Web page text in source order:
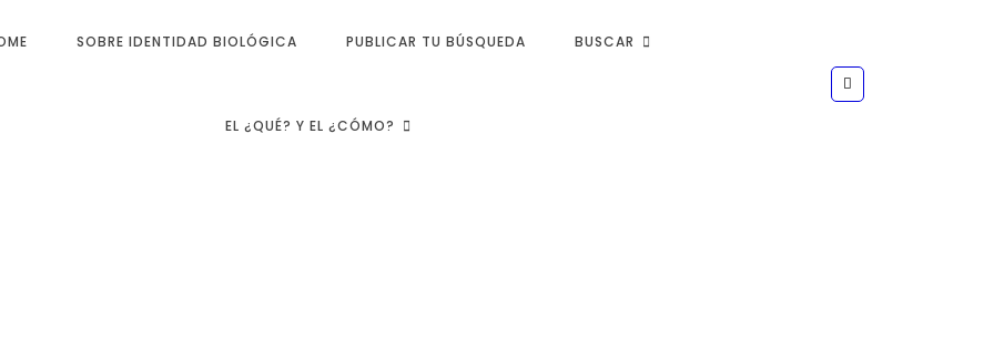
SOBRE IDENTIDAD BIOLÓGICA PUBLICAR TU BÚSQUEDA BUSCAR
EL ¿QUÉ? Y EL ¿CÓMO?